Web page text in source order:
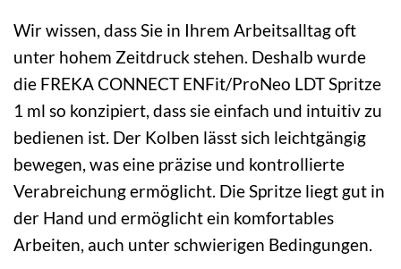
Wir wissen, dass Sie in Ihrem Arbeitsalltag oft
unter hohem Zeitdruck stehen. Deshalb wurde
die FREKA CONNECT ENFit/ProNeo LDT Spritze
1 ml so konzipiert, dass sie einfach und intuitiv zu
bedienen ist. Der Kolben lässt sich leichtgängig
bewegen, was eine präzise und kontrollierte
Verabreichung ermöglicht. Die Spritze liegt gut in
der Hand und ermöglicht ein komfortables
Arbeiten, auch unter schwierigen Bedingungen.